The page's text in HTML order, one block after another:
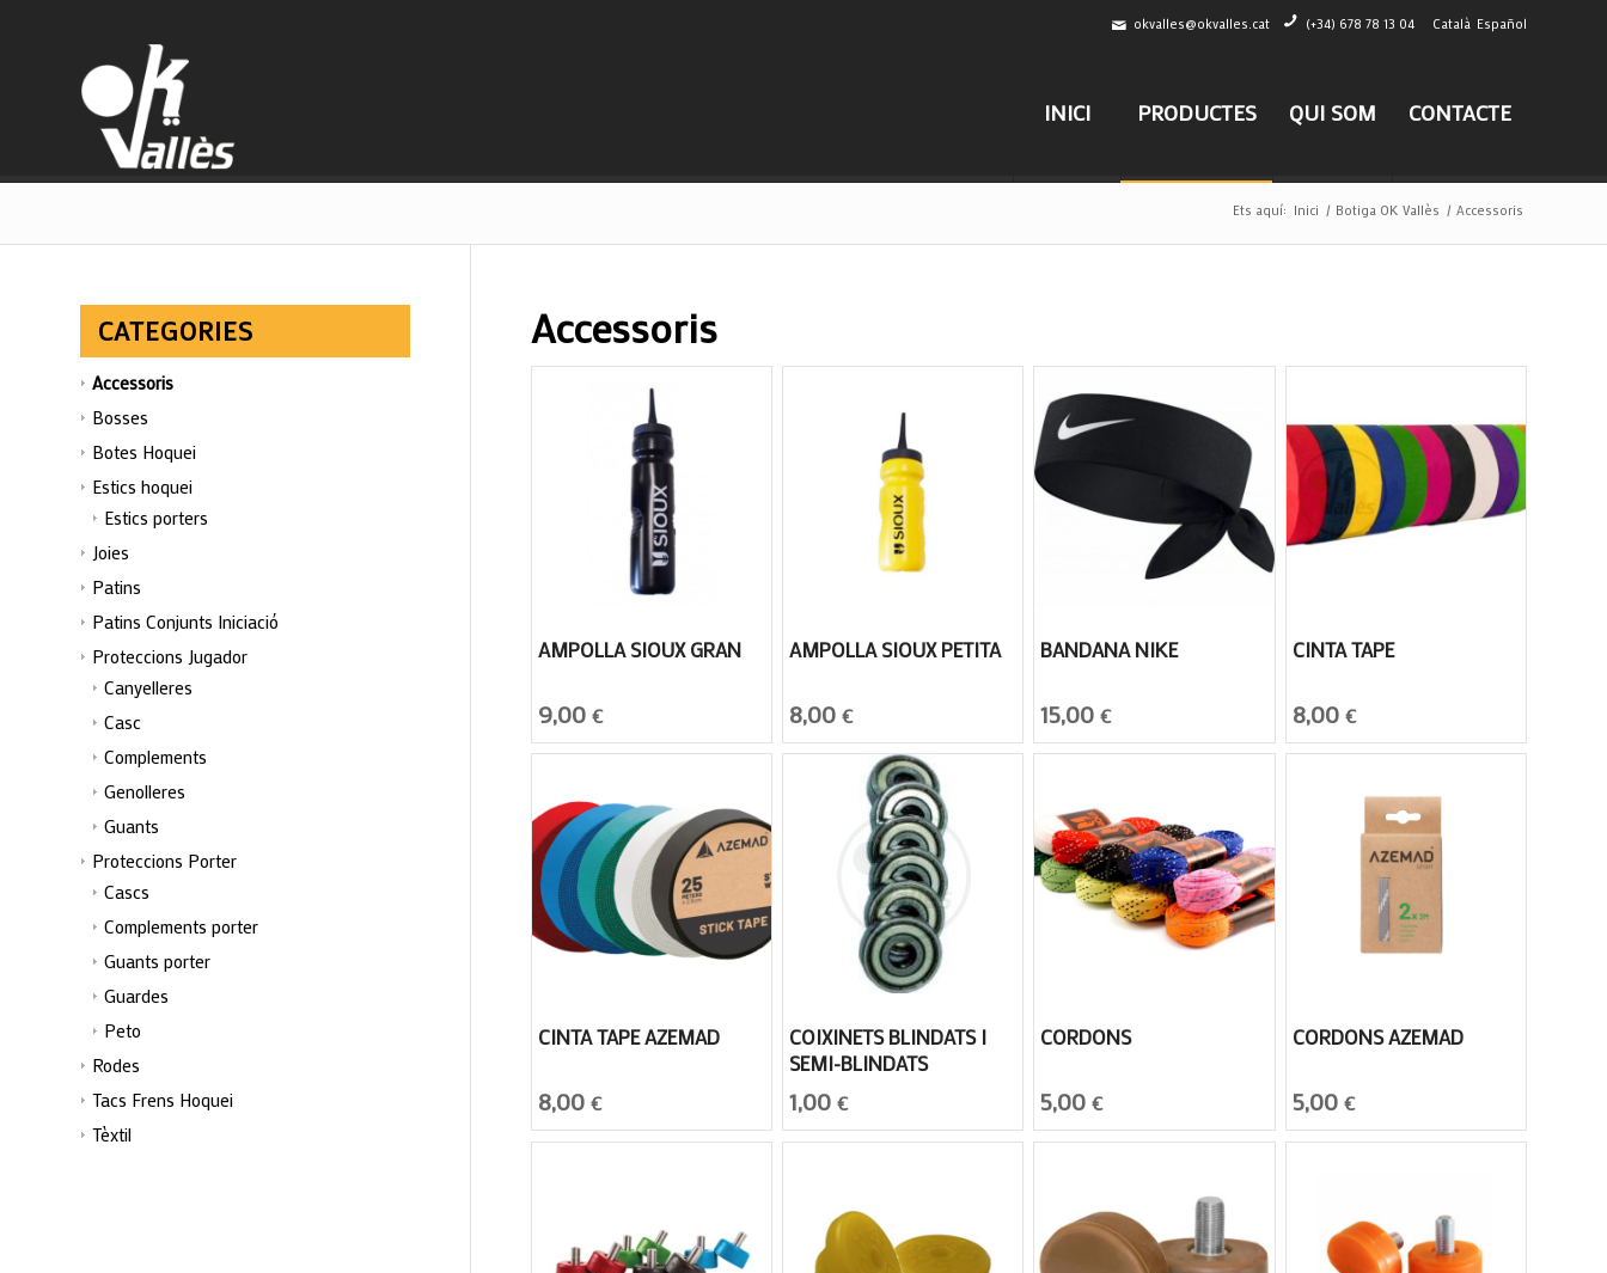
Català Español
okvalles@okvalles.cat (+34) 678 78 13 04
INICI PRODUCTES QUI SOM CONTACTE
Ets aquí: Inici / Botiga OK Vallès / Accessoris
Accessoris
AMPOLLA SIOUX GRAN
9,00 €
AMPOLLA SIOUX PETITA
8,00€
BANDANA NIKE
15,00€
CINTA TAPE
8,00 €
CINTA TAPE AZEMAD
8,00 €
COIXINETS BLINDATS I
SEMI-BLINDATS
1,00€
CORDONS
5,00€
CORDONS AZEMAD
5,00 €
CATEGORIES
Accessoris
Bosses
Botes Hoquei
Estics hoquei
Estics porters
Joies
Patins
Patins Conjunts Iniciació
Proteccions Jugador
Canyelleres
Casc
Complements
Genolleres
Guants
Proteccions Porter
Cascs
Complements porter
Guants porter
Guardes
Peto
Rodes
Tacs Frens Hoquei
Tèxtil